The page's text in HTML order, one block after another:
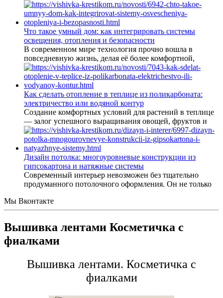
Что такое умный дом: как интегрировать системы
освещения, отопления и безопасности
В современном мире технология прочно вошла в
повседневную жизнь, делая её более комфортной,
Как сделать отопление в теплице из поликарбоната:
электричество или водяной контур
Создание комфортных условий для растений в теплице
— залог успешного выращивания овощей, фруктов и
Дизайн потолка: многоуровневые конструкции из
гипсокартона и натяжные системы
Современный интерьер невозможен без тщательно
продуманного потолочного оформления. Он не только
Мы Вконтакте
Вышивка лентами Косметичка с
фиалками
Вышивка лентами. Косметичка с
фиалками